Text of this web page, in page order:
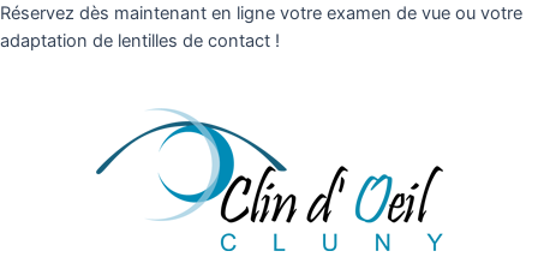
Réservez dès maintenant en ligne votre examen de vue ou votre
adaptation de lentilles de contact !